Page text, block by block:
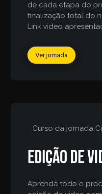
de cada etapa do
finalização total do
Link video
Ver jornada
Curso da jornada
Edição de
Aprenda todo o